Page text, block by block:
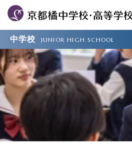
中学校 JUNIOR HIGH SCHOOL